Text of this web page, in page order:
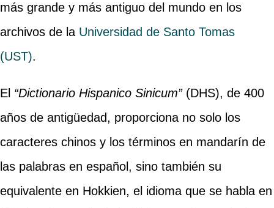
más grande y más antiguo del mundo en los
archivos de la Universidad de Santo Tomas
(UST).
El “Dictionario Hispanico Sinicum”(DHS), de 400
años de antigüedad, proporciona no solo los
caracteres chinos y los términos en mandarín de
las palabras en español, sino también su
equivalente en Hokkien, el idioma que se habla en